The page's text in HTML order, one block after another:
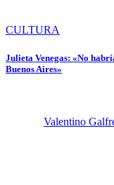
CULTURA
Julieta Venegas: «No
Buenos Aires»
Valentino